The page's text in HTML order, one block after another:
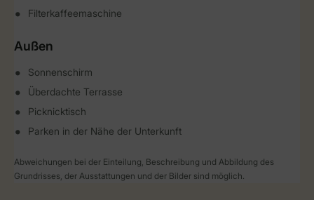
Filterkaffeemaschine
Außen
Sonnenschirm
Überdachte Terrasse
Picknicktisch
Parken in der Nähe der Unterkunft
Abweichungen bei der Einteilung, Beschreibung und Abbildung des
Grundrisses, der Ausstattungen und der Bilder sind möglich.